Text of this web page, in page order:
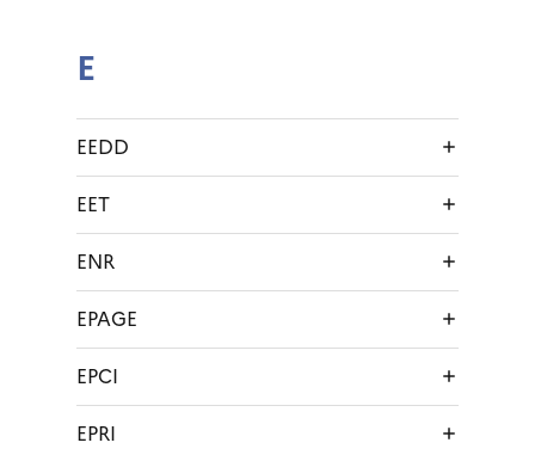
E
EEDD
EET
ENR
EPAGE
EPCI
EPRI